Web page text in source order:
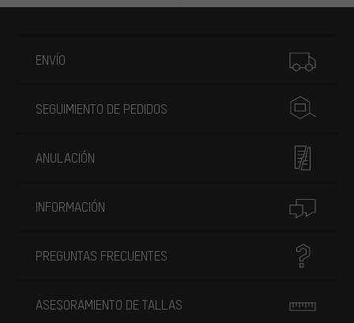
ENVÍO
SEGUIMIENTO DE PEDIDOS
ANULACIÓN
INFORMACIÓN
PREGUNTAS FRECUENTES
ASESORAMIENTO DE TALLAS